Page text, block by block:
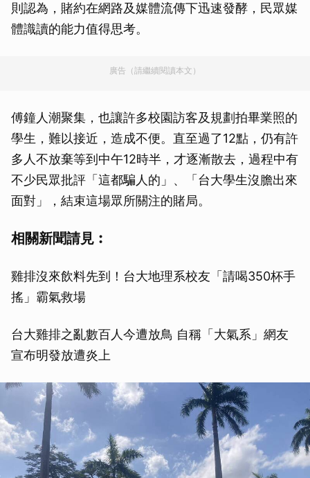
則認為，賭約在網路及媒體流傳下迅速發酵，民眾媒
體識讀的能力值得思考。
廣告（請繼續閱讀本文）
傅鐘人潮聚集，也讓許多校園訪客及規劃拍畢業照的
學生，難以接近，造成不便。直至過了12點，仍有許
多人不放棄等到中午12時半，才逐漸散去，過程中有
不少民眾批評「這都騙人的」、「台大學生沒膽出來
面對」，結束這場眾所關注的賭局。
相關新聞請見︰
雞排沒來飲料先到！台大地理系校友「請喝350杯手
搖」霸氣救場
台大雞排之亂數百人今遭放鳥 自稱「大氣系」網友
宣布明發放遭炎上